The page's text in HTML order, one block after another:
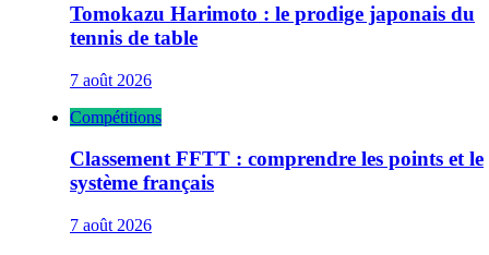
Tomokazu Harimoto : le prodige japonais du
tennis de table
7 août 2026
Compétitions
Classement FFTT : comprendre les points et le
système français
7 août 2026